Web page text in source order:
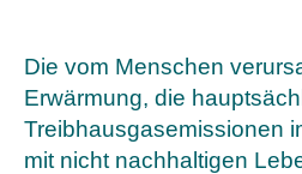
Die vom Menschen
Erwärmung, die
Treibhausgasemissionen
mit nicht nachhaltigen